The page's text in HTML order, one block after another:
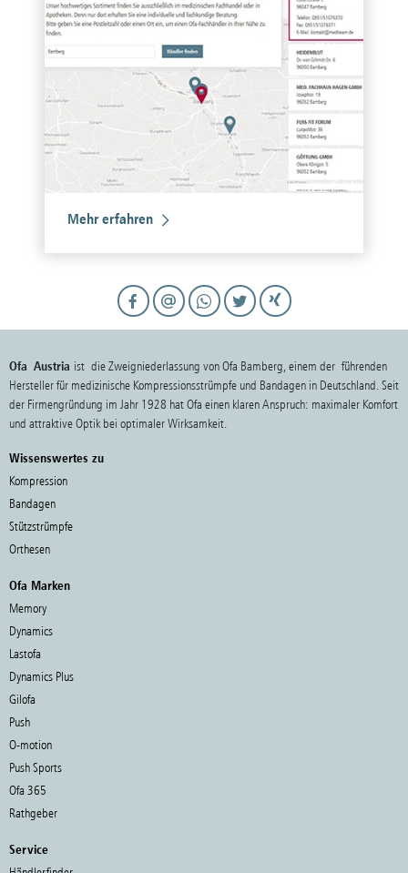
Mehr erfahren
Ofa Austria ist die Zweigniederlassung von Ofa Bamberg, einem der führenden
Hersteller für medizinische Kompressionsstrümpfe und Bandagen in Deutschland. Seit
der Firmengründung im Jahr 1928 hat Ofa einen klaren Anspruch: maximaler Komfort
und attraktive Optik bei optimaler Wirksamkeit.
Wissenswertes zu
Kompression
Bandagen
Stützstrümpfe
Orthesen
Ofa Marken
Memory
Dynamics
Lastofa
Dynamics Plus
Gilofa
Push
O-motion
Push Sports
Ofa 365
Rathgeber
Service